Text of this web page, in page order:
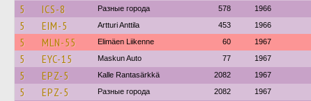
5 ICS-8 Разные города 578 1966
5 EIM-5 Artturi Anttila 453 1966
5 MLN-55 Elimäen Liikenne 60 1967
5 EYC-15 Maskun Auto 77 1967
5 EPZ-5 Kalle Rantasärkkä 2082 1967
5 EPZ-5 Разные города 2082 1967